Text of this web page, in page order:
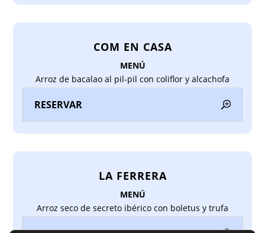
COM EN CASA
MENÚ
Arroz de bacalao al pil-pil con coliflor y alcachofa
RESERVAR
LA FERRERA
MENÚ
Arroz seco de secreto ibérico con boletus y trufa